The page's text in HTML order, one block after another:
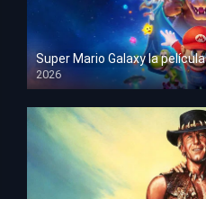
Super Mario Galaxy la película
2026
HD 1080p